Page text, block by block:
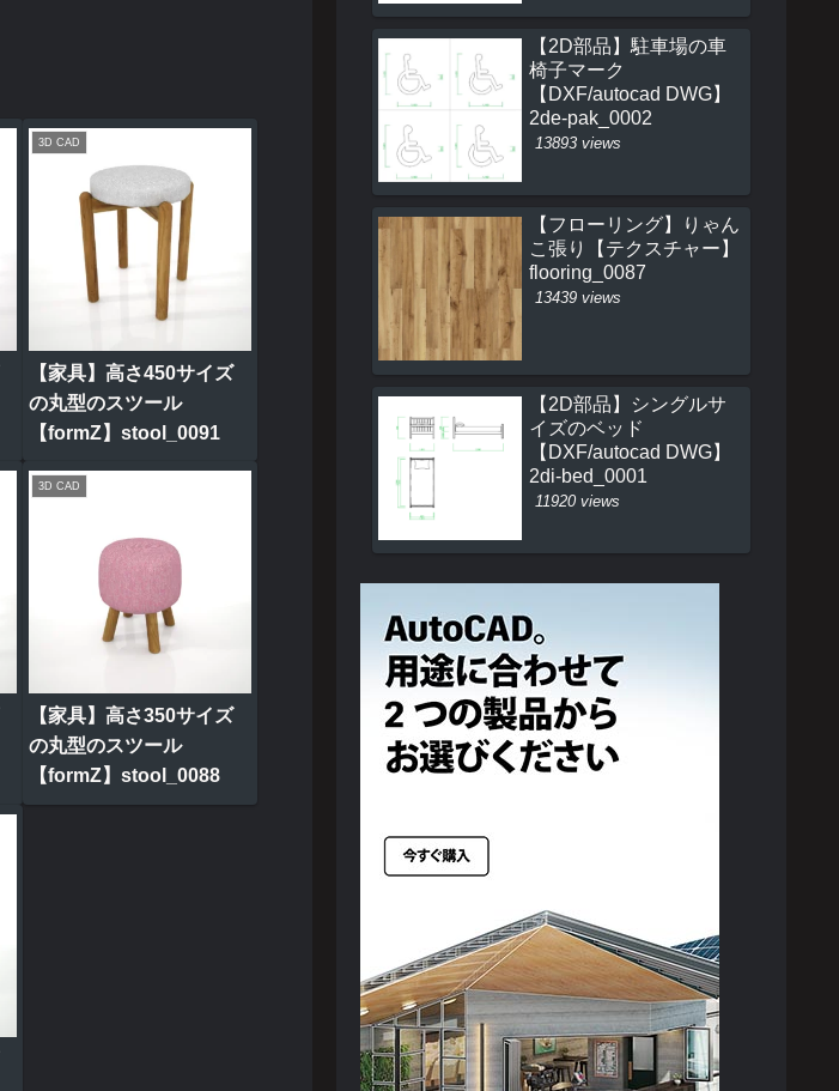
3D CAD
【家具】高さ450サイズ
の丸型のスツール
【formZ】stool_0091
3D CAD
【家具】高さ350サイズ
の丸型のスツール
【formZ】stool_0088
【2D部品】駐車場の車
椅子マーク
【DXF/autocad DWG】
2de-pak_0002
13893 views
【フローリング】りゃん
こ張り【テクスチャー】
flooring_0087
13439 views
【2D部品】シングルサ
イズのベッド
【DXF/autocad DWG】
2di-bed_0001
11920 views